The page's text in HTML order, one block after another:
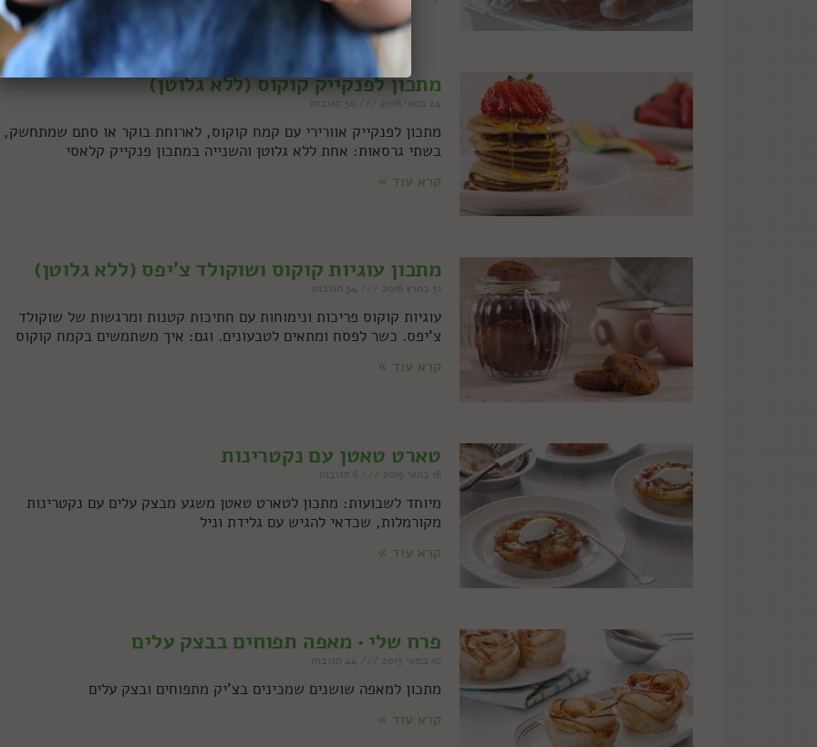
מתכון לפנקייק קוקוס (ללא גלוטן)
24 במאי 2016
מתכון לפנקייק אוורירי עם קמח קוקוס, לארוחת בוקר או סתם שמתחשק,
בשתי גרסאות: אחת ללא גלוטן והשנייה במתכון פנקייק קלאסי
קרא עוד »
מתכון עוגיות קוקוס ושוקולד צ'יפס (ללא גלוטן)
31 במרץ 2016
עוגיות קוקוס פריכות ונימוחות עם חתיכות קטנות ומרגשות של שוקולד
צ'יפס. כשר לפסח ומתאים לטבעונים. וגם: איך משתמשים בקמח קוקוס
קרא עוד »
טארט טאטן עם נקטרינות
18 במאי 2015
מיוחד לשבועות: מתכון לטארט טאטן משגע מבצק עלים עם נקטרינות
מקורמלות, שכדאי להגיש עם גלידת וניל
קרא עוד »
פרח שלי • מאפה תפוחים בבצק עלים
10 במאי 2015
מתכון למאפה שושנים שמכינים בצ'יק מתפוחים ובצק עלים
קרא עוד »